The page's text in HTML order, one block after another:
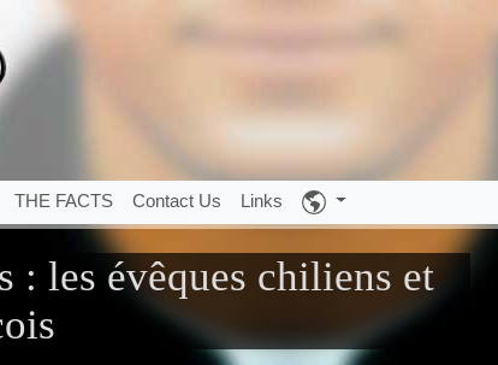
THE FACTS Contact Us Links
: les évêques chiliens et